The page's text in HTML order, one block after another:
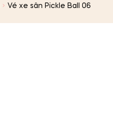
Vé xe sân Pickle Ball 06